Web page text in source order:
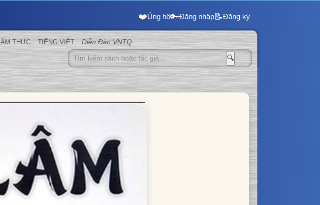
❤️Ủng hộ🔑Đăng nhập📝Đăng ký
ẨM THỰC TIẾNG VIỆT Diễn Đàn VNTQ
🔍